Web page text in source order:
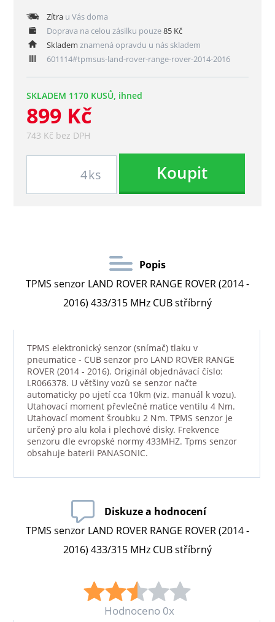
Zítrau Vás doma
Doprava na celou zásilku pouze85 Kč
Skladem znamená opravdu u nás skladem
601114#tpmsus-land-rover-range-rover-2014-2016
SKLADEM 1170 KUSŮ, ihned
899 Kč
743 Kč bez DPH
ks Koupit
Popis
TPMS senzor LAND ROVER RANGE ROVER (2014 -
2016) 433/315 MHz CUB stříbrný
TPMS elektronický senzor (snímač) tlaku v
pneumatice - CUB senzor pro LAND ROVER RANGE
ROVER (2014 - 2016). Originál objednávací číslo:
LR066378. U většiny vozů se senzor načte
automaticky po ujetí cca 10km (viz. manuál k vozu).
Utahovací moment převlečné matice ventilu 4 Nm.
Utahovací moment šroubku 2 Nm. TPMS senzor je
určený pro alu kola i plechové disky. Frekvence
senzoru dle evropské normy 433MHZ. Tpms senzor
obsahuje baterii PANASONIC.
Diskuze a hodnocení
TPMS senzor LAND ROVER RANGE ROVER (2014 -
2016) 433/315 MHz CUB stříbrný
Hodnoceno 0x